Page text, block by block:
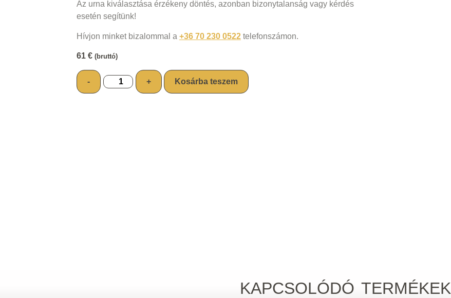
Az urna kiválasztása érzékeny döntés, azonban bizonytalanság vagy kérdés
esetén segítünk!
Hívjon minket bizalommal a +36 70 230 0522telefonszámon.
61 € (bruttó)
- + Kosárba teszem
KAPCSOLÓDÓ TERMÉKEK